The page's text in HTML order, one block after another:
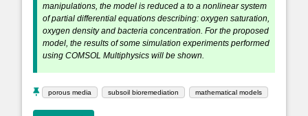
manipulations, the model is reduced a to a nonlinear system
of partial differential equations describing: oxygen saturation,
oxygen density and bacteria concentration. For the proposed
model, the results of some simulation experiments performed
using COMSOL Multiphysics will be shown.
porous media subsoil bioremediation mathematical models